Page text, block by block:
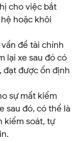
cho việc bắt
hoặc khôi
đề tài chính
lại xe sau đó có
đạt được ổn định
sự mất kiểm
sau đó, có thể là
kiểm soát, tự